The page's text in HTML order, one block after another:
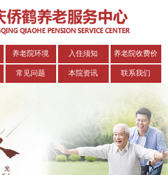
养老院环境 入住须知 养老院收费价
格表
常见问题 本院资讯 联系我们